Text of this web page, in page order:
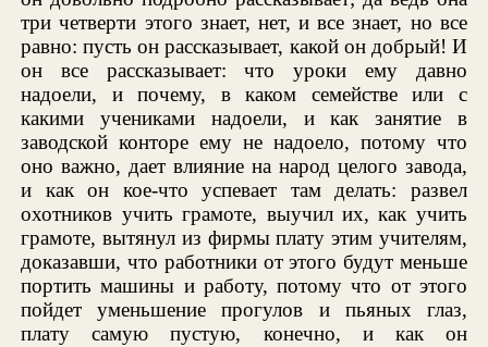
три четверти этого знает, нет, и все знает, но все
равно: пусть он рассказывает, какой он добрый! И
он все рассказывает: что уроки ему давно
надоели, и почему, в каком семействе или с
какими учениками надоели, и как занятие в
заводской конторе ему не надоело, потому что
оно важно, дает влияние на народ целого завода,
и как он кое-что успевает там делать: развел
охотников учить грамоте, выучил их, как учить
грамоте, вытянул из фирмы плату этим учителям,
доказавши, что работники от этого будут меньше
портить машины и работу, потому что от этого
пойдет уменьшение прогулов и пьяных глаз,
плату самую пустую, конечно, и как он